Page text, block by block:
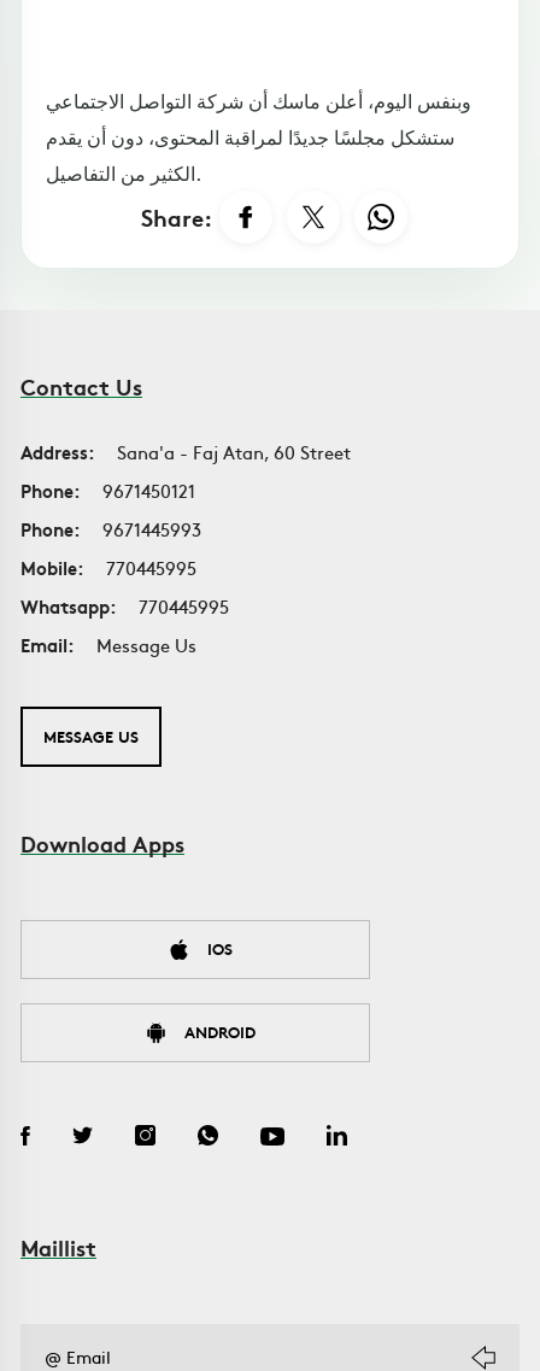
وبنفس اليوم، أعلن ماسك أن شركة التواصل الاجتماعي
ستشكل مجلسًا جديدًا لمراقبة المحتوى، دون أن يقدم
الكثير من التفاصيل.
Share:
Contact Us
Address:
Sana'a - Faj Atan, 60 Street
Phone:
9671450121
Phone:
9671445993
Mobile:
770445995
Whatsapp:
770445995
Email:
Message Us
MESSAGE US
Download Apps
IOS
ANDROID
Maillist